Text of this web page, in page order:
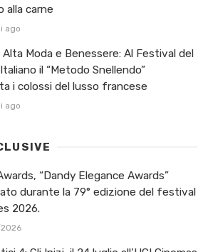
alla carne
ago
Alta Moda e Benessere: Al Festival del
il “Metodo Snellendo”
i colossi del lusso francese
ago
“Dandy Elegance Awards”
durante la 79° edizione del festival
2026.